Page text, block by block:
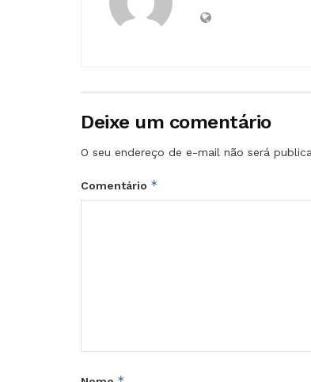
Deixe um comentário
O seu endereço de e-mail não será
Comentário *